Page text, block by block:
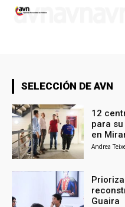
SELECCIÓN DE AVN
12
para
en
Andrea
Guaira